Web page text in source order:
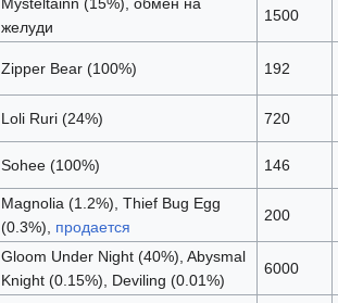
Mysteltainn (15%), обмен на
желуди
1500
Zipper Bear (100%) 192
Loli Ruri (24%) 720
Sohee (100%) 146
Magnolia (1.2%), Thief Bug Egg
(0.3%), продается
200
Gloom Under Night (40%), Abysmal
Knight (0.15%), Deviling (0.01%)
6000